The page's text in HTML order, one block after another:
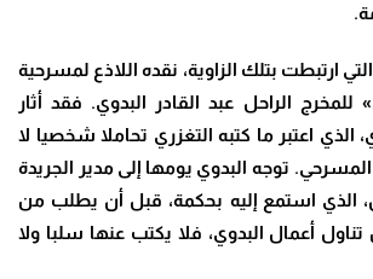
ارتبطت بتلك الزاوية، نقده اللاذع لمسرحية
للمخرج الراحل عبد القادر البدوي. فقد أثار
الذي اعتبر ما كتبه التغزري تحاملا شخصيا لا
توجه البدوي يومها إلى مدير الجريدة
الذي استمع إليه بحكمة، قبل أن يطلب من
أعمال البدوي، فلا يكتب عنها سلبا ولا